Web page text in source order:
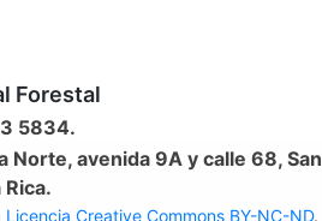
Forestal
5834.
avenida 9A y calle 68, San
Licencia Creative Commons BY-NC-ND.